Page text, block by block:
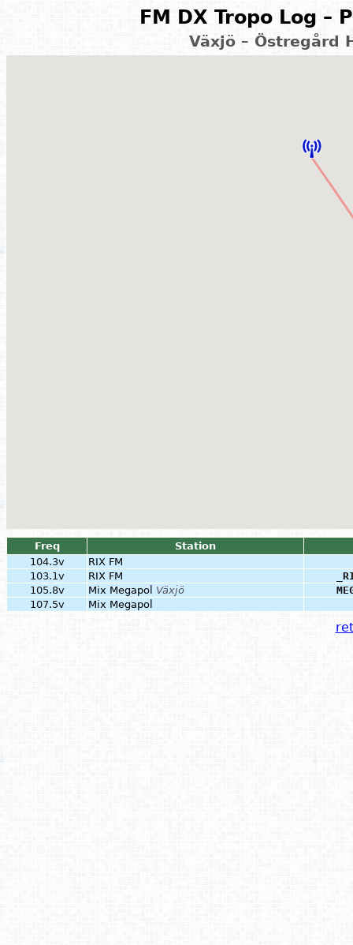
FM DX Tropo Log –
Växjö – Östregård
Freq
Station
104.3v
RIX FM
103.1v
RIX FM
105.8v
Mix Megapol Växjö
107.5v
Mix Megapol